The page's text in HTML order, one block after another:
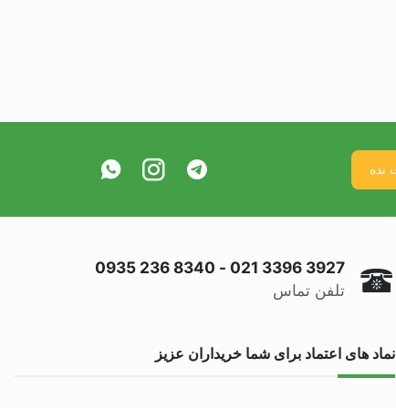
021 3396 3927
-
0935 236 8340
تلفن تماس
نماد های اعتماد برای شما خریداران عزیز